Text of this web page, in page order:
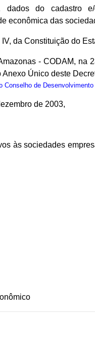
dados do cadastro
econômica das
da Constituição do
- CODAM, na
Único deste
de
de 2003,
às sociedades